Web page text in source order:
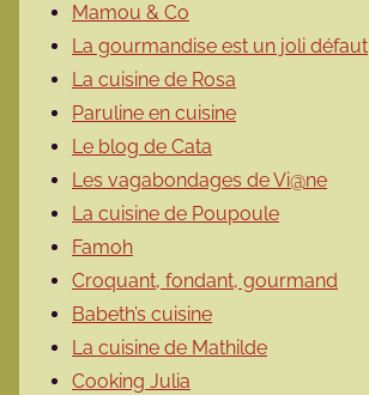
Mamou & Co
La gourmandise est un joli défaut
La cuisine de Rosa
Paruline en cuisine
Le blog de Cata
Les vagabondages de Vi@ne
La cuisine de Poupoule
Famoh
Croquant, fondant, gourmand
Babeth’s cuisine
La cuisine de Mathilde
Cooking Julia